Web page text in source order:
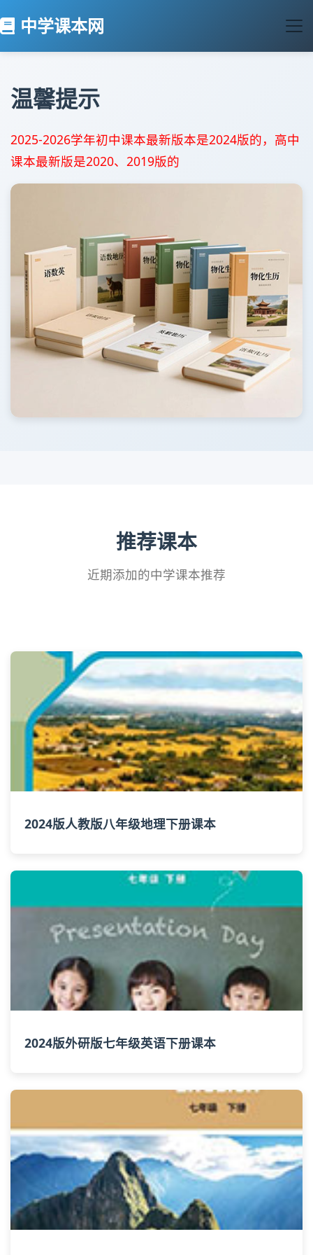
中学课本网
温馨提示
2025-2026学年初中课本最新版本是2024版的，高中
课本最新版是2020、2019版的
推荐课本
近期添加的中学课本推荐
2024版人教版八年级地理下册课本
2024版外研版七年级英语下册课本